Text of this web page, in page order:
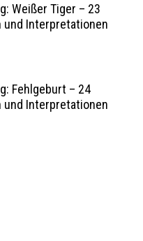
Weißer Tiger – 23
und Interpretationen
Fehlgeburt – 24
und Interpretationen